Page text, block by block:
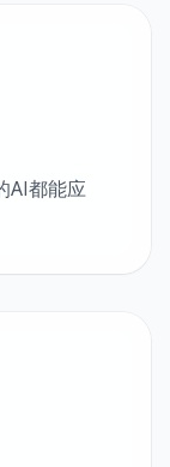
AI都能应